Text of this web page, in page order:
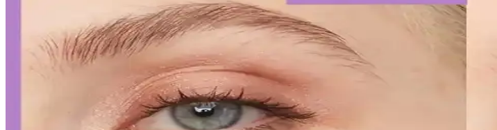
Kalıcı kalem göz makyajı, suya ve tere dayanıklı formülleriyle uzun süre kalıcı ve net çizgiler sağlar.
Kalıcı Oje Seçenekleri: Nail Master M377 ve M378 Modellerinin Detaylı Analizi
Nail Master M377 ve M378 modelleri, dayanıklılık ve parlaklık sunan kalıcı ojeler arasında öne çıkar. Bu
İslak Ruj Uygulama ve Bakım İpuçlarıyla Mükemmel Dudaklara Ulaşın